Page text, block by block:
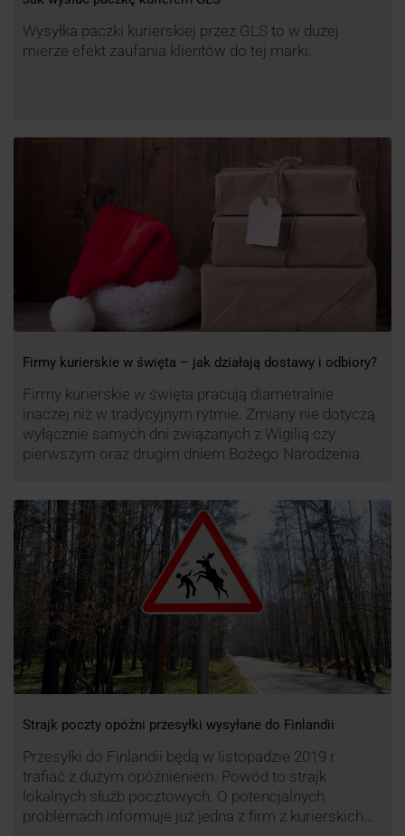
Wysyłka paczki kurierskiej przez GLS to w dużej
mierze efekt zaufania klientów do tej marki.
Firmy kurierskie w święta – jak działają dostawy i odbiory?
Firmy kurierskie w święta pracują diametralnie
inaczej niż w tradycyjnym rytmie. Zmiany nie dotyczą
wyłącznie samych dni związanych z Wigilią czy
pierwszym oraz drugim dniem Bożego Narodzenia.
Strajk poczty opóźni przesyłki wysyłane do Finlandii
Przesyłki do Finlandii będą w listopadzie 2019 r.
trafiać z dużym opóźnieniem. Powód to strajk
lokalnych służb pocztowych. O potencjalnych
problemach informuje już jedna z firm z kurierskich